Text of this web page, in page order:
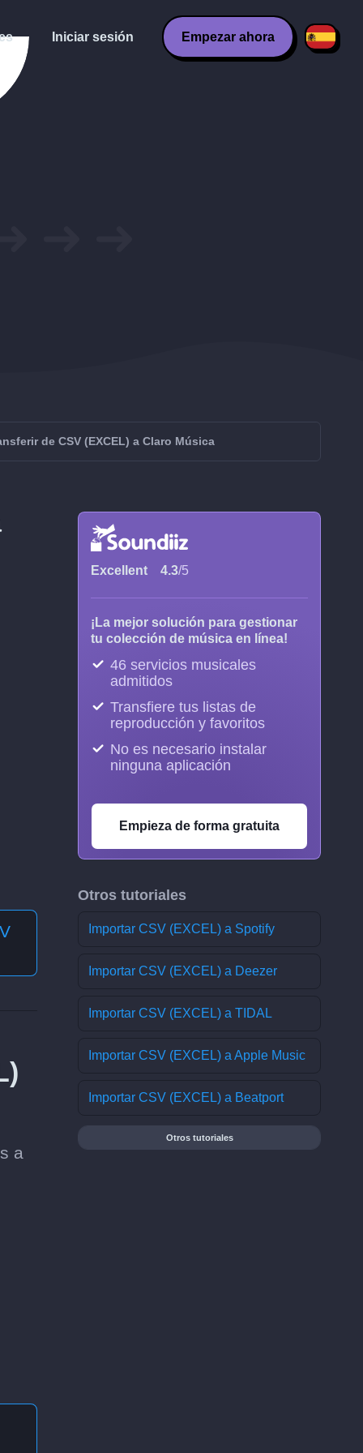
Iniciar sesión Empezar ahora
de CSV (EXCEL) a Claro Música
a
Excellent 4.3/5
¡La mejor solución para gestionar
tu colección de música en línea!
46 servicios musicales
admitidos
Transfiere tus listas de
reproducción y favoritos
No es necesario instalar
ninguna aplicación
Empieza de forma gratuita
Otros tutoriales
Importar CSV (EXCEL) a Spotify
Importar CSV (EXCEL) a Deezer
Importar CSV (EXCEL) a TIDAL
Importar CSV (EXCEL) a Apple Music
Importar CSV (EXCEL) a Beatport
Otros tutoriales